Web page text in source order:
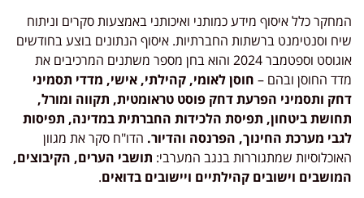
המחקר כלל איסוף מידע כמותני ואיכותני באמצעות סקרים וניתוח
שיח וסנטימנט ברשתות החברתיות. איסוף הנתונים בוצע בחודשים
אוגוסט וספטמבר 2024 והוא בחן מספר משתנים המרכיבים את
מדד החוסן ובהם – חוסן לאומי, קהילתי, אישי, מדדי תסמיני
דחק ותסמיני הפרעת דחק פוסט טראומטית, תקווה ומורל,
תחושת ביטחון, תפיסת הלכידות החברתית במדינה, תפיסות
לגבי מערכת החינוך, הפרנסה והדיור. הדו"ח סקר את מגוון
האוכלוסיות שמתגוררות בנגב המערבי: תושבי הערים, הקיבוצים,
המושבים וישובים קהילתיים ויישובים בדואים.